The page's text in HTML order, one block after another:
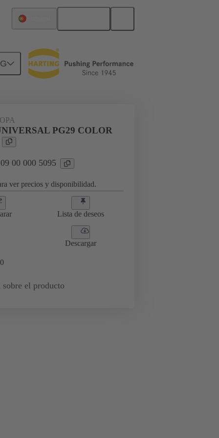
09 00 000 5095
PG29 COLOR
00 000 5095
ver precios y disponibilidad.
Lista de deseos
Descargar
0
sobre el producto